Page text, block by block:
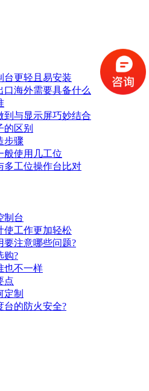
台更轻且易安装
海外需要具备什么
到与显示屏巧妙结合
的区别
步骤
般使用几工位
多工位操作台比对
制台
使工作更加轻松
要注意哪些问题?
购?
也不一样
点
定制
台的防火安全?